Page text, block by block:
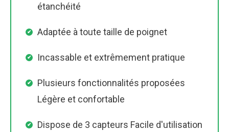
étanchéité
Adaptée à toute taille de poignet
Incassable et extrêmement pratique
Plusieurs fonctionnalités proposées
Légère et confortable
Dispose de 3 capteurs Facile d'utilisation